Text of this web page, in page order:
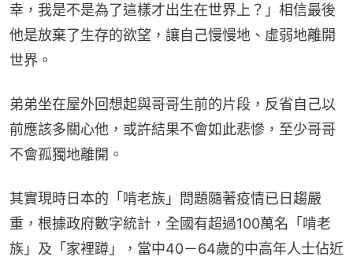
幸，我是不是為了這樣才出生在世界上？」相信最後
他是放棄了生存的欲望，讓自己慢慢地、虛弱地離開
世界。
弟弟坐在屋外回想起與哥哥生前的片段，反省自己以
前應該多關心他，或許結果不會如此悲慘，至少哥哥
不會孤獨地離開。
其實現時日本的「啃老族」問題隨著疫情已日趨嚴
重，根據政府數字統計，全國有超過100萬名「啃老
族」及「家裡蹲」，當中40－64歲的中高年人士佔近